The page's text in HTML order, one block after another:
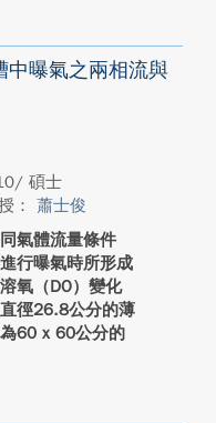
中曝氣之兩相流與
碩士
： 蕭士俊
氣體流量條件
行曝氣時所形成
氧（DO）變化
徑26.8公分的薄
60 x 60公分的